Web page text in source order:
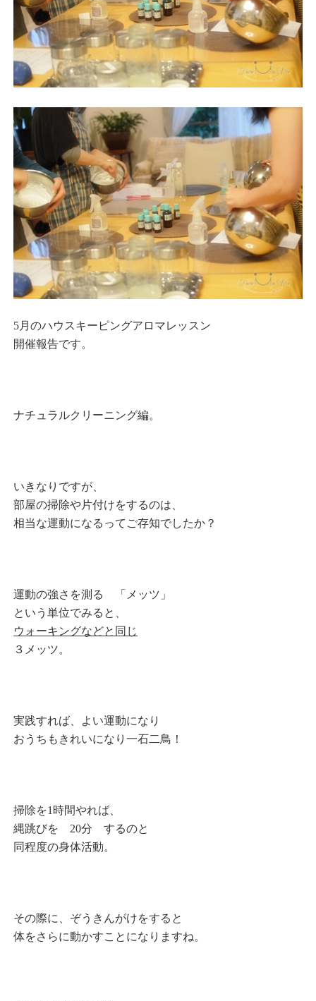
5月のハウスキーピングアロマレッスン
開催報告です。
ナチュラルクリーニング編。
いきなりですが、
部屋の掃除や片付けをするのは、
相当な運動になるってご存知でしたか？
運動の強さを測る 「メッツ」
という単位でみると、
ウォーキングなどと同じ
３メッツ。
実践すれば、よい運動になり
おうちもきれいになり一石二鳥！
掃除を1時間やれば、
縄跳びを 20分 するのと
同程度の身体活動。
その際に、ぞうきんがけをすると
体をさらに動かすことになりますね。